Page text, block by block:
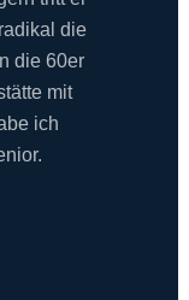
die
die 60er
mit
ich